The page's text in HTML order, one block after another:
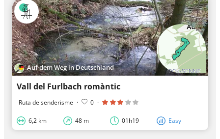
Auf dem Weg in Deutschland
Vall del Furlbach romàntic
Ruta de senderisme · 0 ·
6,2 km 48 m 01h19 Easy